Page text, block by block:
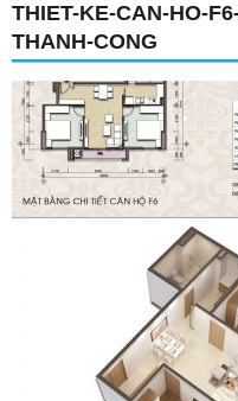
THIET-KE-CAN-HO-
THANH-CONG